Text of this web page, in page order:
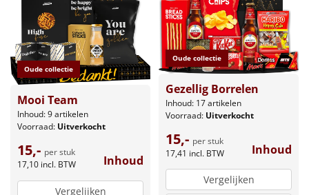
Oude collectie
Mooi Team
Inhoud: 9 artikelen
Voorraad: Uitverkocht
15,- per stuk
17,10 incl. BTW Inhoud
Vergelijken
Oude collectie
Gezellig Borrelen
Inhoud: 17 artikelen
Voorraad: Uitverkocht
15,- per stuk
17,41 incl. BTW Inhoud
Vergelijken